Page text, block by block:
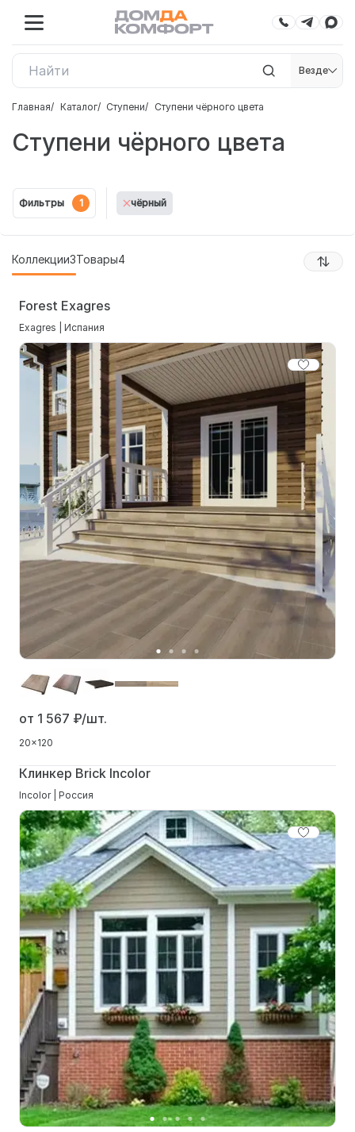
Везде
Главная Каталог Ступени Ступени чёрного цвета
Ступени чёрного цвета
Фильтры 1 чёрный
Коллекции3Товары4
Forest Exagres
Exagres | Испания
от 1 567 ₽/шт.
20x120
Клинкер Brick Incolor
Incolor | Россия